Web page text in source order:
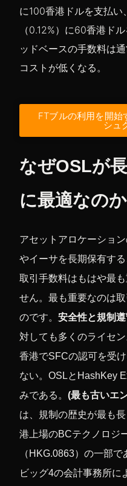
に100香港ドルを支払い
（0.12%）に60香港ド
ッドベースの手数料は
コストが低くなる。
FTブルの利用を開
シュ
なぜOSLが
に最適なの
アセットアロケーショ
やイーサを長期保有す
取引手数料はもはや最
せん。最も重要なのは
のです。安全性と規制
対しても多くのライセ
香港でSFCの認可を受
ない。OSLとHashKey
みである。(最も古いエ
は、規制の歴史が最も
港上場のBCテクノロジ
（HKG.0863）の一部
ビッグ4の会計事務所に